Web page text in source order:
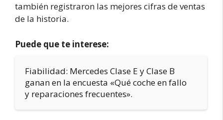
también registraron las mejores cifras de ventas
de la historia.
Puede que te interese:
Fiabilidad: Mercedes Clase E y Clase B
ganan en la encuesta «Qué coche en fallo
y reparaciones frecuentes».